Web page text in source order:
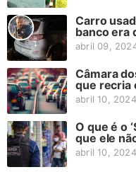
Carro
banco era
abril 09,
Câmara
que recria
abril 10, 2024
O que é o
que ele
abril 10, 2024